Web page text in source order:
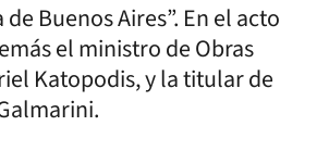
Buenos Aires”. En el acto
el ministro de Obras
Katopodis, y la titular de